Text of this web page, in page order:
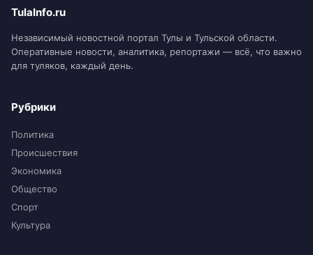
TulaInfo.ru
Независимый новостной портал Тулы и Тульской области.
Оперативные новости, аналитика, репортажи — всё, что важно
для туляков, каждый день.
Рубрики
Политика
Происшествия
Экономика
Общество
Спорт
Культура